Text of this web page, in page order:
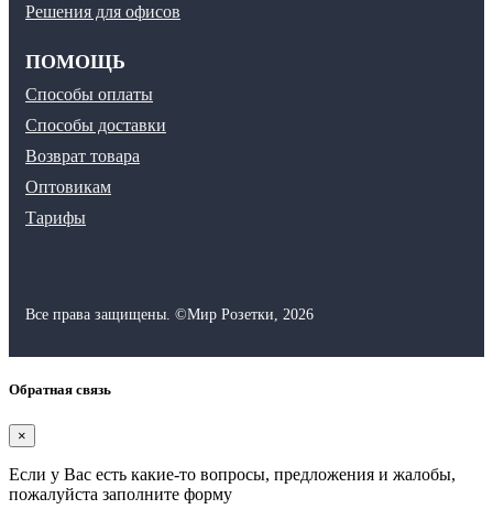
Решения для офисов
ПОМОЩЬ
Способы оплаты
Способы доставки
Возврат товара
Оптовикам
Тарифы
Все права защищены. ©Мир Розетки, 2026
Обратная связь
×
Если у Вас есть какие-то вопросы, предложения и жалобы,
пожалуйста заполните форму